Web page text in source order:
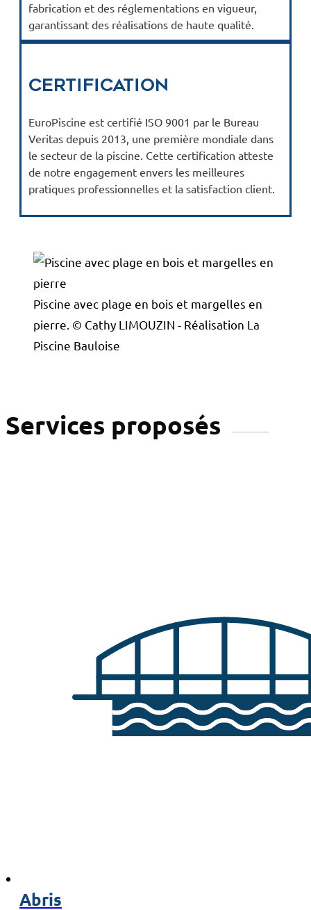
fabrication et des réglementations en vigueur,
garantissant des réalisations de haute qualité.
Certification
EuroPiscine est certifié ISO 9001 par le Bureau
Veritas depuis 2013, une première mondiale dans
le secteur de la piscine. Cette certification atteste
de notre engagement envers les meilleures
pratiques professionnelles et la satisfaction client.
Piscine avec plage en bois et margelles en
pierre. © Cathy LIMOUZIN - Réalisation La
Piscine Bauloise
Services proposés
Abris